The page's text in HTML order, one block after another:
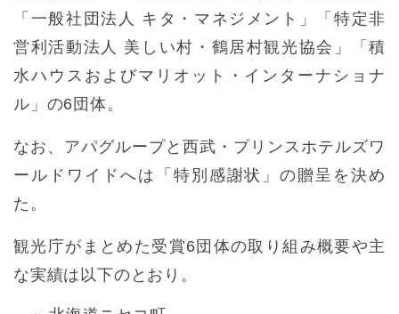
「一般社団法人 キタ・マネジメント」「特定非
営利活動法人 美しい村・鶴居村観光協会」「積
水ハウスおよびマリオット・インターナショナ
ル」の6団体。
なお、アパグループと西武・プリンスホテルズワ
ールドワイドへは「特別感謝状」の贈呈を決め
た。
観光庁がまとめた受賞6団体の取り組み概要や主
な実績は以下のとおり。